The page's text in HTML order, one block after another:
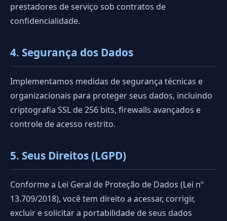
prestadores de serviço sob contratos de
confidencialidade.
4. Segurança dos Dados
Implementamos medidas de segurança técnicas e
organizacionais para proteger seus dados, incluindo
criptografia SSL de 256 bits, firewalls avançados e
controle de acesso restrito.
5. Seus Direitos (LGPD)
Conforme a Lei Geral de Proteção de Dados (Lei nº
13.709/2018), você tem direito a acessar, corrigir,
excluir e solicitar a portabilidade de seus dados